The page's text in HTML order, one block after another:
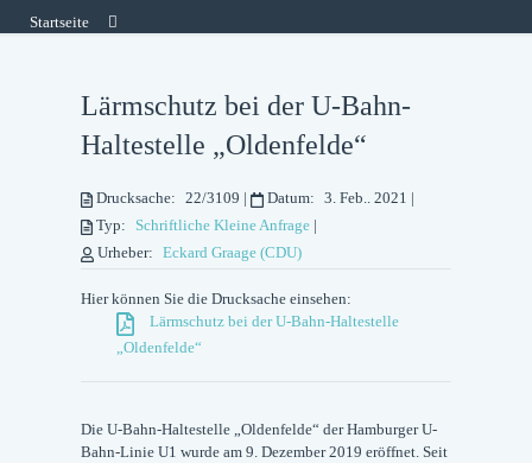
Startseite
Lärmschutz bei der U-Bahn-
Haltestelle „Oldenfelde“
Drucksache: 22/3109 | Datum: 3. Feb.. 2021 |
Typ:
Schriftliche Kleine Anfrage |
Urheber:
Eckard Graage (CDU)
Hier können Sie die Drucksache einsehen:
Lärmschutz bei der U-Bahn-Haltestelle
„Oldenfelde“
Die U-Bahn-Haltestelle „Oldenfelde“ der Hamburger U-
Bahn-Linie U1 wurde am 9. Dezember 2019 eröffnet. Seit